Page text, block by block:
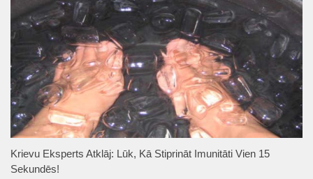
Krievu Eksperts Atklāj: Lūk, Kā Stiprināt Imunitāti Vien 15
Sekundēs!